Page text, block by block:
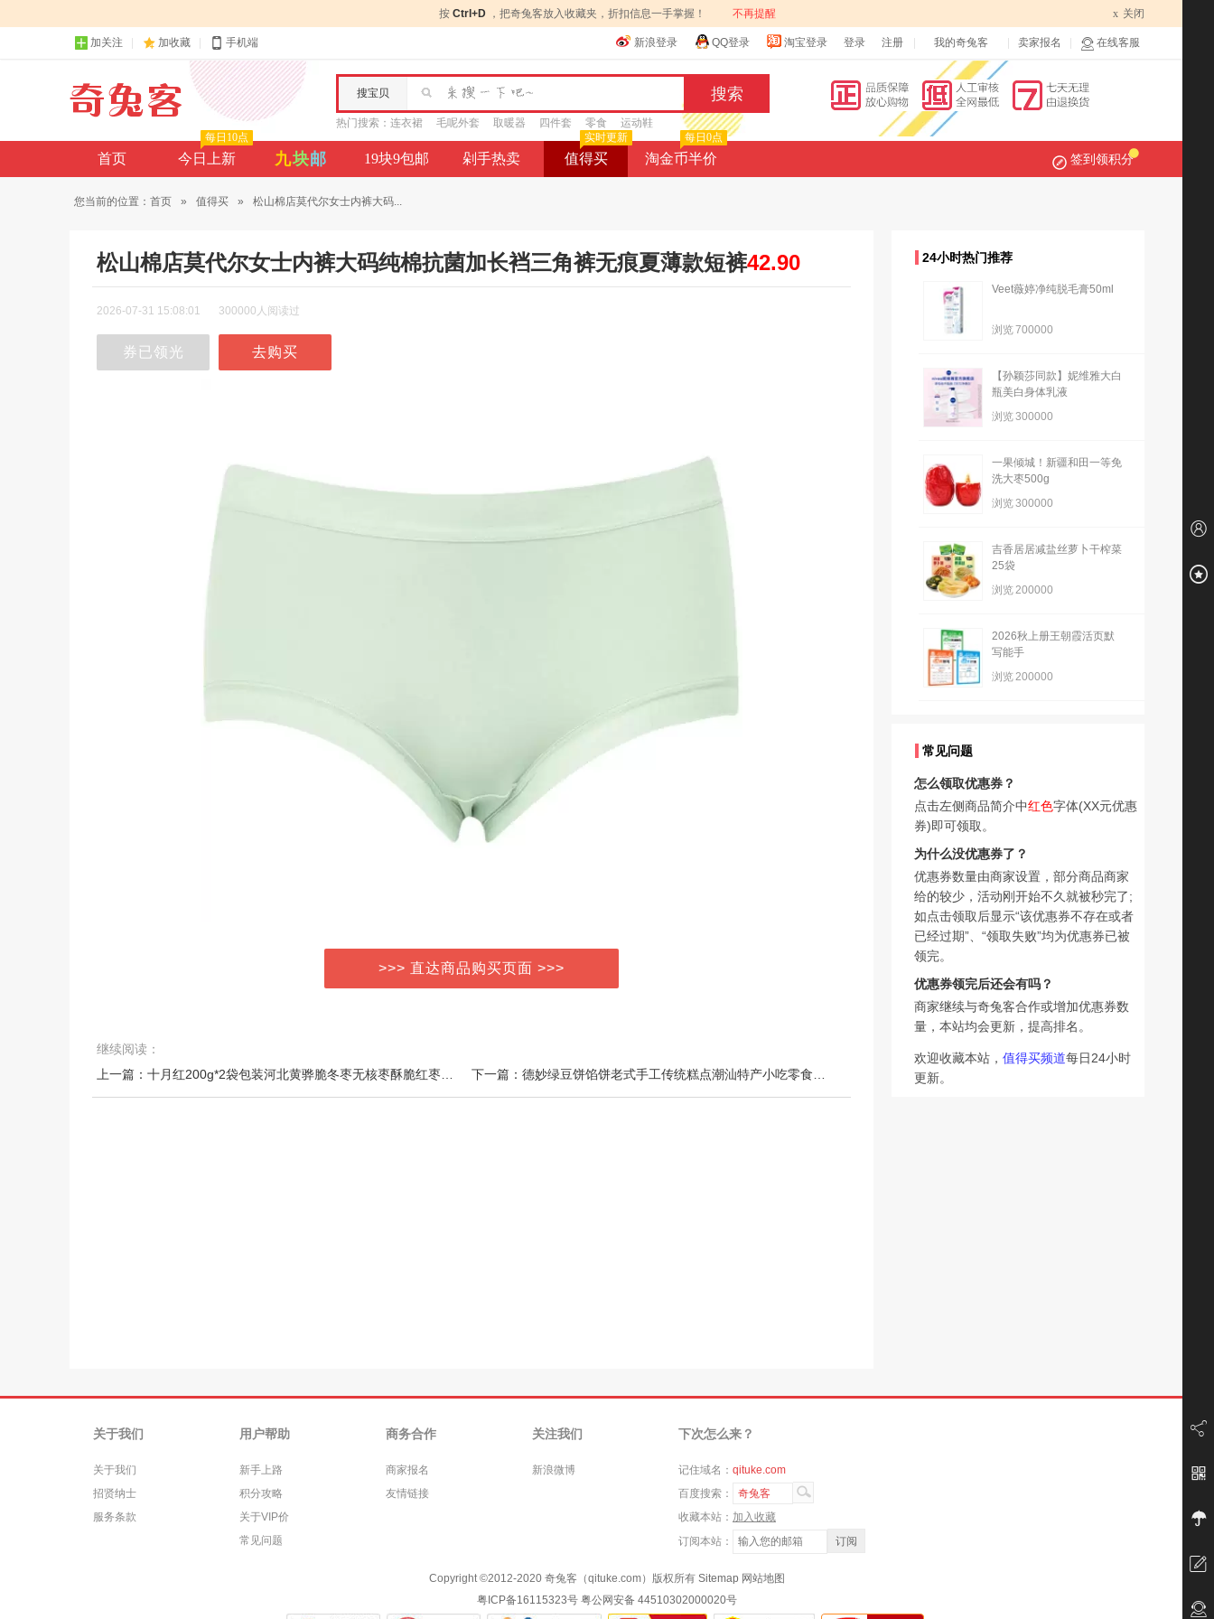
按 Ctrl+D ，把奇兔客放入收藏夹，折扣信息一手掌握！ 不再提醒 x 关闭
加关注 加收藏 手机端 新浪登录 QQ登录 淘宝登录 登录 注册 我的奇兔客 卖家报名 在线客服
搜宝贝
热门搜索： 连衣裙 毛呢外套 取暖器 四件套 零食 运动鞋
首页 今日上新
每日10点
九块邮 19块9包邮 剁手热卖 值得买
实时更新
淘金币半价
每日0点
签到领积分
您当前的位置： 首页 » 值得买 » 松山棉店莫代尔女士内裤大码...
松山棉店莫代尔女士内裤大码纯棉抗菌加长裆三角裤无痕夏薄款短裤42.90
2026-07-31 15:08:01 300000人阅读过
券已领光 去购买
>>> 直达商品购买页面 >>>
继续阅读：
24小时热门推荐
Veet薇婷净纯脱毛膏50ml
浏览700000
【孙颖莎同款】妮维雅大白
瓶美白身体乳液
浏览300000
一果倾城！新疆和田一等免
洗大枣500g
浏览300000
吉香居居减盐丝萝卜干榨菜
25袋
浏览200000
2026秋上册王朝霞活页默
写能手
浏览200000
常见问题
怎么领取优惠券？
点击左侧商品简介中红色字体(XX元优惠
券)即可领取。
为什么没优惠券了？
优惠券数量由商家设置，部分商品商家
给的较少，活动刚开始不久就被秒完了;
如点击领取后显示“该优惠券不存在或者
已经过期”、“领取失败”均为优惠券已被
领完。
优惠券领完后还会有吗？
商家继续与奇兔客合作或增加优惠券数
量，本站均会更新，提高排名。
欢迎收藏本站， 值得买频道每日24小时
更新。
关于我们
关于我们
招贤纳士
服务条款
用户帮助
新手上路
积分攻略
关于VIP价
常见问题
商务合作
商家报名
友情链接
关注我们
新浪微博
下次怎么来？
记住域名： qituke.com
百度搜索：
奇兔客
收藏本站： 加入收藏
订阅本站：
Copyright ©2012-2020 奇兔客（qituke.com）版权所有 Sitemap 网站地图
粤ICP备16115323号 粤公网安备 44510302000020号